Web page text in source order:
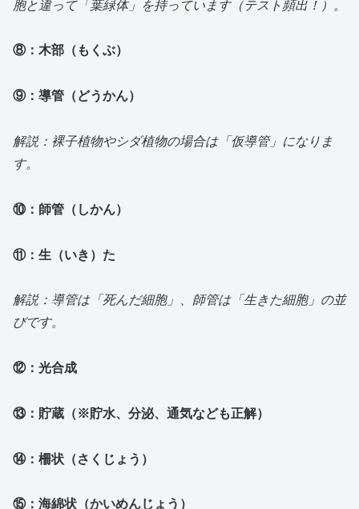
胞と違って「葉緑体」を持っています（テスト頻出！）。
⑧：木部（もくぶ）
⑨：導管（どうかん）
解説：裸子植物やシダ植物の場合は「仮導管」になりま
す。
⑩：師管（しかん）
⑪：生（いき）た
解説：導管は「死んだ細胞」、師管は「生きた細胞」の並
びです。
⑫：光合成
⑬：貯蔵（※貯水、分泌、通気なども正解）
⑭：柵状（さくじょう）
⑮：海綿状（かいめんじょう）